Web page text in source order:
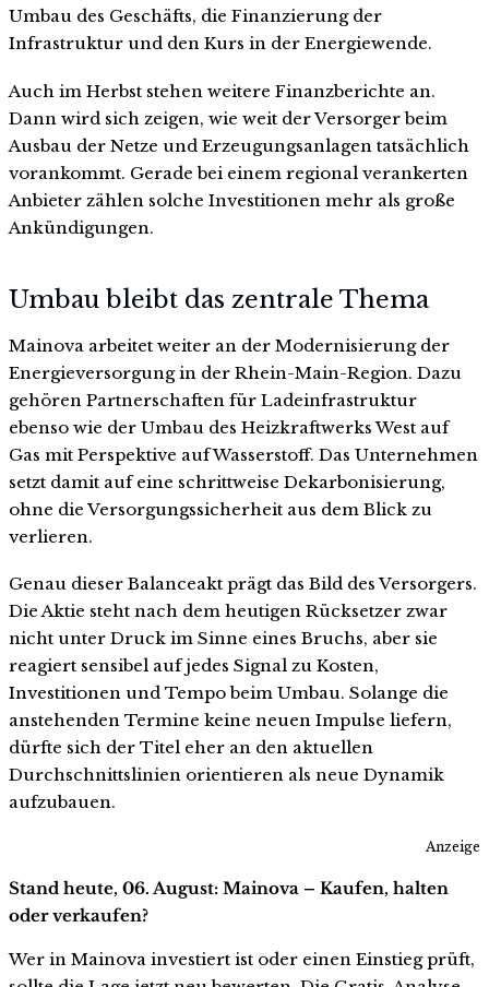
Umbau des Geschäfts, die Finanzierung der
Infrastruktur und den Kurs in der Energiewende.
Auch im Herbst stehen weitere Finanzberichte an.
Dann wird sich zeigen, wie weit der Versorger beim
Ausbau der Netze und Erzeugungsanlagen tatsächlich
vorankommt. Gerade bei einem regional verankerten
Anbieter zählen solche Investitionen mehr als große
Ankündigungen.
Umbau bleibt das zentrale Thema
Mainova arbeitet weiter an der Modernisierung der
Energieversorgung in der Rhein-Main-Region. Dazu
gehören Partnerschaften für Ladeinfrastruktur
ebenso wie der Umbau des Heizkraftwerks West auf
Gas mit Perspektive auf Wasserstoff. Das Unternehmen
setzt damit auf eine schrittweise Dekarbonisierung,
ohne die Versorgungssicherheit aus dem Blick zu
verlieren.
Genau dieser Balanceakt prägt das Bild des Versorgers.
Die Aktie steht nach dem heutigen Rücksetzer zwar
nicht unter Druck im Sinne eines Bruchs, aber sie
reagiert sensibel auf jedes Signal zu Kosten,
Investitionen und Tempo beim Umbau. Solange die
anstehenden Termine keine neuen Impulse liefern,
dürfte sich der Titel eher an den aktuellen
Durchschnittslinien orientieren als neue Dynamik
aufzubauen.
Anzeige
Stand heute, 06. August: Mainova – Kaufen, halten
oder verkaufen?
Wer in Mainova investiert ist oder einen Einstieg prüft,